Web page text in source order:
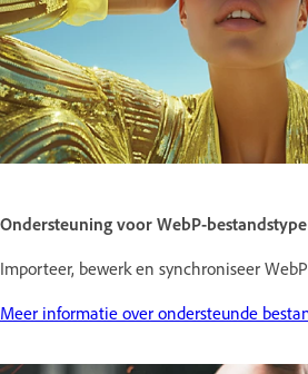
Ondersteuning voor WebP-bestandstype
Importeer, bewerk en synchroniseer
Meer informatie over ondersteunde